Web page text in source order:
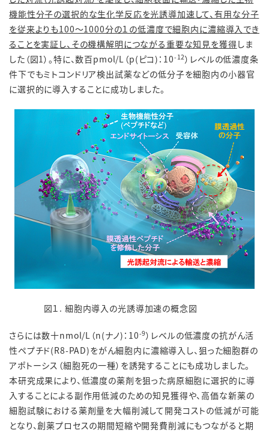
機能性分子の選択的な生化学反応を光誘導加速して、有用な分子
を従来よりも100〜1000分の１の低濃度で細胞内に濃縮導入でき
ることを実証し、その機構解明につながる重要な知見を獲得しま
した（図1）。特に、数百pmol/L（p(ピコ)：10-12）レベルの低濃度条
件下でもミトコンドリア検出試薬などの低分子を細胞内の小器官
に選択的に導入することに成功しました。
図１. 細胞内導入の光誘導加速の概念図
さらには数十nmol/L（n(ナノ)：10-9）レベルの低濃度の抗がん活
性ペプチド(R8-PAD)をがん細胞内に濃縮導入し、狙った細胞群の
アポトーシス（細胞死の一種）を誘発することにも成功しました。
本研究成果により、低濃度の薬剤を狙った病原細胞に選択的に導
入することによる副作用低減のための知見獲得や、高価な新薬の
細胞試験における薬剤量を大幅削減して開発コストの低減が可能
となり、創薬プロセスの期間短縮や開発費削減にもつながると期